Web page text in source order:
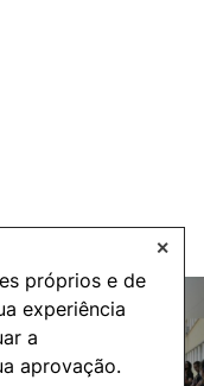
próprios e de
experiência
a
aprovação.
✕